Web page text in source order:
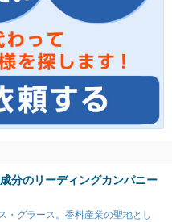
分のリーディングカンパニー
・グラース。香料産業の聖地とし